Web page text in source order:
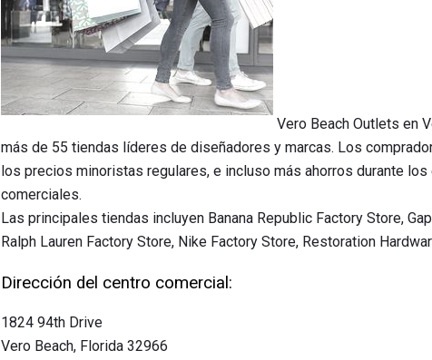
Vero Beach Outlets en
más de 55 tiendas líderes de diseñadores y marcas. Los
los precios minoristas regulares, e incluso más ahorros durante
comerciales.
Las principales tiendas incluyen Banana Republic Factory Store,
Ralph Lauren Factory Store, Nike Factory Store, Restoration
Dirección del centro comercial:
1824 94th Drive
Vero Beach, Florida 32966